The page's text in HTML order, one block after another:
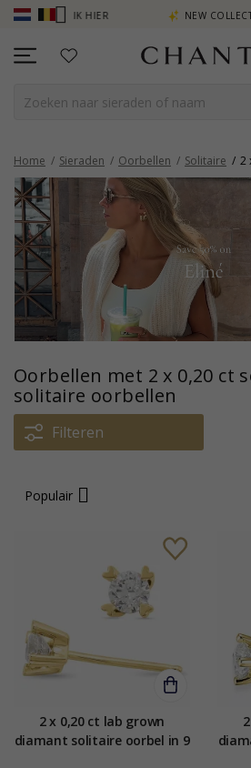
- KLIK HIER NEW COLLECTION |
Home Sieraden Oorbellen Solitaire 2
Oorbellen met 2 x 0,20 ct
solitaire oorbellen
Filteren
Populair
2 x 0,20 ct lab grown
diamant solitaire oorbel in 9